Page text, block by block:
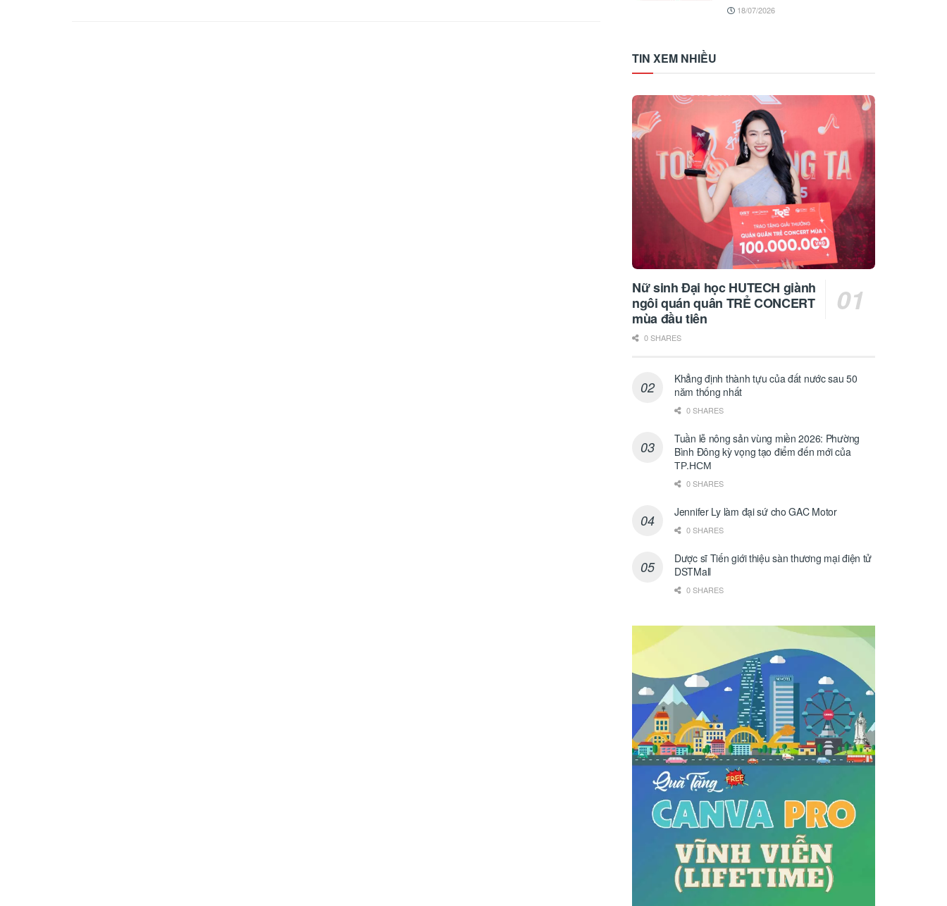
18/07/2026
TIN XEM NHIỀU
Nữ sinh Đại học HUTECH giành
ngôi quán quân TRẺ CONCERT
mùa đầu tiên
0 SHARES
Khẳng định thành tựu của đất nước sau 50
năm thống nhất
0 SHARES
Tuần lễ nông sản vùng miền 2026: Phường
Bình Đông kỳ vọng tạo điểm đến mới của
ТР.НСМ
0 SHARES
Jennifer Ly làm đại sứ cho GAC Motor
0 SHARES
Dược sĩ Tiến giới thiệu sàn thương mại điện tử
DSTMall
0 SHARES